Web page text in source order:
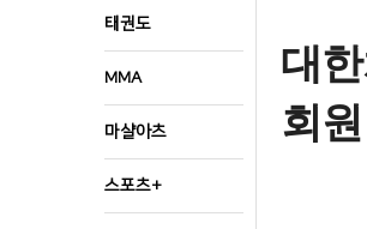
태권도
MMA
마샬아츠
스포츠+
대
회